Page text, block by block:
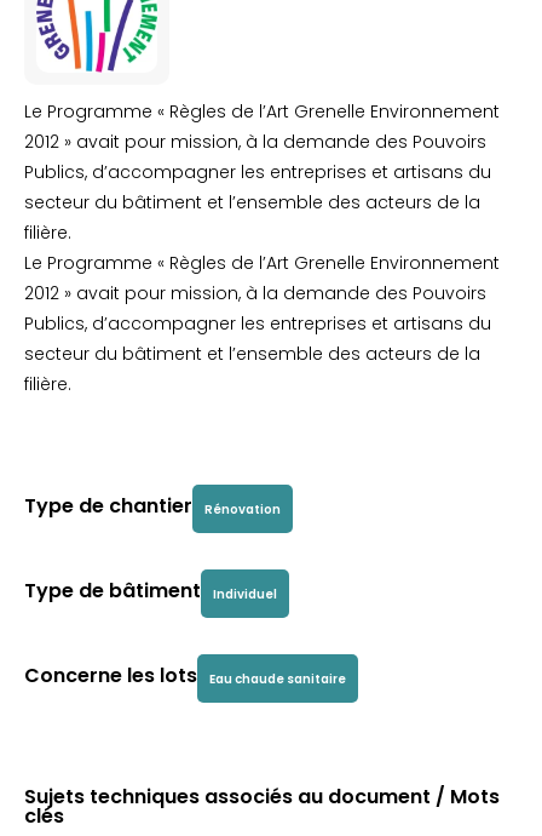
Le Programme « Règles de l’Art Grenelle Environnement
2012 » avait pour mission, à la demande des Pouvoirs
Publics, d’accompagner les entreprises et artisans du
secteur du bâtiment et l’ensemble des acteurs de la
filière.
Le Programme « Règles de l’Art Grenelle Environnement
2012 » avait pour mission, à la demande des Pouvoirs
Publics, d’accompagner les entreprises et artisans du
secteur du bâtiment et l’ensemble des acteurs de la
filière.
Type de chantier Rénovation
Type de bâtiment Individuel
Concerne les lots Eau chaude sanitaire
Sujets techniques associés au document / Mots
clés